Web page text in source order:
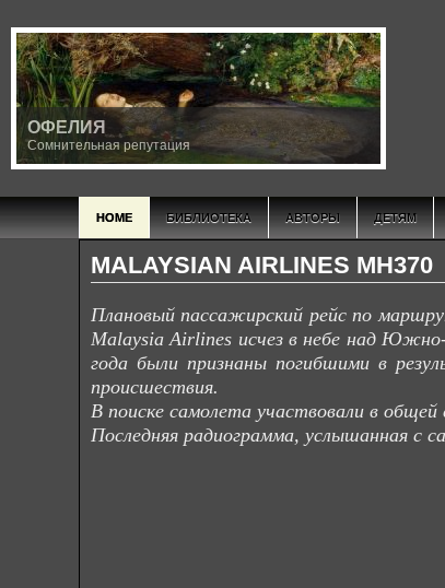
ОФЕЛИЯ
Сомнительная репутация
HOME БИБЛИОТЕКА АВТОРЫ ДЕТЯМ
MALAYSIAN AIRLINES MH370
Плановый пассажирский рейс по
Malaysia Airlines исчез в небе над Южно-
года были признаны погибшими в
происшествия.
В поиске самолета участвовали в
Последняя радиограмма, услышанная с